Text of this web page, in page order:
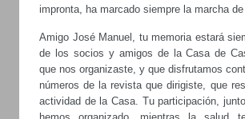
impronta, ha marcado siempre la marcha
Amigo José Manuel, tu memoria estará
de los socios y amigos de la Casa de
que nos organizaste, y que disfrutamos
números de la revista que dirigiste, que
actividad de la Casa. Tu participación,